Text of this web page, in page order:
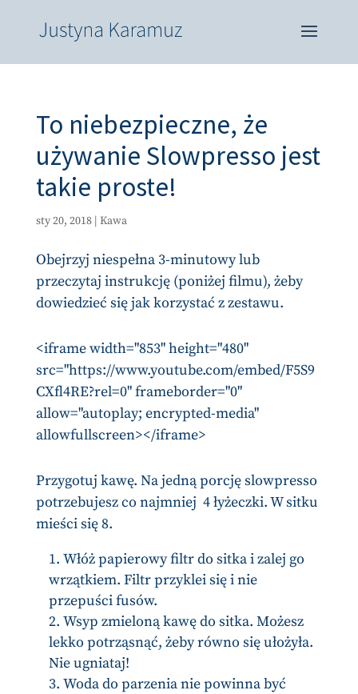
To niebezpieczne, że
używanie Slowpresso jest
takie proste!
sty 20, 2018| Kawa
Obejrzyj niespełna 3-minutowy lub
przeczytaj instrukcję (poniżej filmu), żeby
dowiedzieć się jak korzystać z zestawu.
<iframe width="853" height="480"
src="https://www.youtube.com/embed/F5S9
CXfl4RE?rel=0" frameborder="0"
allow="autoplay; encrypted-media"
allowfullscreen></iframe>
Przygotuj kawę. Na jedną porcję slowpresso
potrzebujesz co najmniej 4 łyżeczki. W sitku
mieści się 8.
Włóż papierowy filtr do sitka i zalej go
wrzątkiem. Filtr przyklei się i nie
przepuści fusów.
Wsyp zmieloną kawę do sitka. Możesz
lekko potrząsnąć, żeby równo się ułożyła.
Nie ugniataj!
Woda do parzenia nie powinna być